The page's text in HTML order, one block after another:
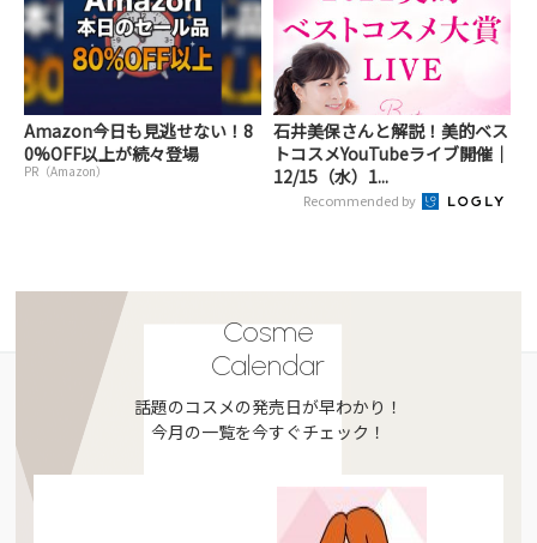
Amazon今日も見逃せない！8
0%OFF以上が続々登場
PR（Amazon）
石井美保さんと解説！美的ベス
トコスメYouTubeライブ開催｜
12/15（水）1...
Recommended by
Cosme
Calendar
話題のコスメの発売日が早わかり！
今月の一覧を今すぐチェック！